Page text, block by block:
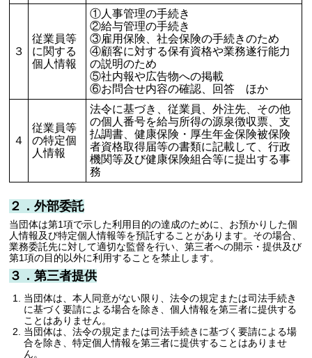
３
従業員等
に関する
個人情報
①人事管理の手続き
②給与管理の手続き
③雇用保険、社会保険の手続きのため
④顧客に対する保有資格や業務遂行能力
の説明のため
⑤社内報や広告物への掲載
⑥お問合せ内容の確認、回答 ほか
４
従業員等
の特定個
人情報
法令に基づき、従業員、外注先、その他
の個人番号を給与所得の源泉徴収票、支
払調書、健康保険・厚生年金保険被保険
者資格取得届等の書類に記載して、行政
機関等及び健康保険組合等に提出する事
務
２．外部委託
当団体は第1項で示した利用目的の達成のために、お預かりした個
人情報及び特定個人情報等を預託することがあります。その場合、
業務委託先に対して適切な監督を行い、第三者への開示・提供及び
第1項の目的以外に利用することを禁止します。
３．第三者提供
当団体は、本人同意がない限り、法令の規定または司法手続き
に基づく要請による場合を除き、個人情報を第三者に提供する
ことはありません。
当団体は、法令の規定または司法手続きに基づく要請による場
合を除き、特定個人情報を第三者に提供することはありませ
ん。